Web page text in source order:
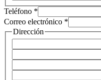
Teléfono *
Correo electrónico *
Dirección